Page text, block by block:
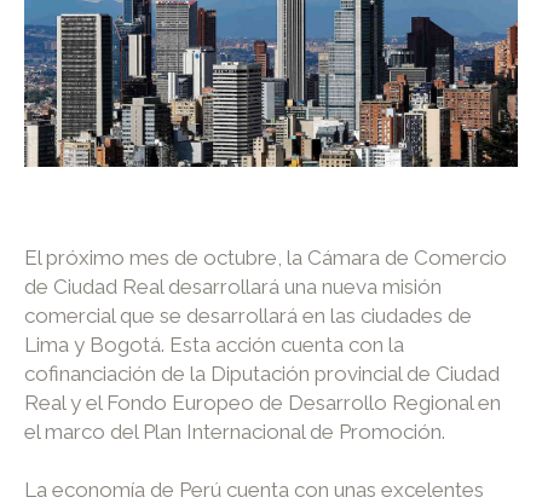
El próximo mes de octubre, la Cámara de Comercio
de Ciudad Real desarrollará una nueva misión
comercial que se desarrollará en las ciudades de
Lima y Bogotá. Esta acción cuenta con la
cofinanciación de la Diputación provincial de Ciudad
Real y el Fondo Europeo de Desarrollo Regional en
el marco del Plan Internacional de Promoción.
La economía de Perú cuenta con unas excelentes